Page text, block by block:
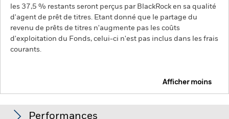
les 37,5 % restants seront perçus par BlackRock en sa qualité
d'agent de prêt de titres. Etant donné que le partage du
revenu de prêts de titres n'augmente pas les coûts
d'exploitation du Fonds, celui-ci n'est pas inclus dans les frais
courants.
Afficher moins
Performances